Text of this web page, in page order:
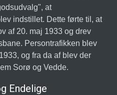
at
indstillet. Dette førte til, at
af 20. maj 1933 og drev
Persontrafikken blev
og fra da af blev der
Sorø og Vedde.
Endelige